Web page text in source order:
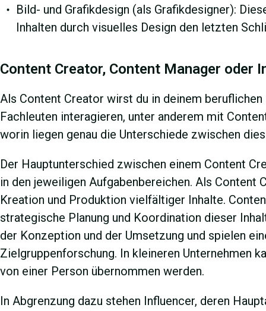
Bild- und Grafikdesign (als Grafikdesigner):
Inhalten durch visuelles Design den letzten
Content Creator, Content Manager oder
Als Content Creator wirst du in deinem
Fachleuten interagieren, unter anderem mit
worin liegen genau die Unterschiede zwischen
Der Hauptunterschied zwischen einem Content
in den jeweiligen Aufgabenbereichen. Als Content
Kreation und Produktion vielfältiger Inhalte.
strategische Planung und Koordination dieser
der Konzeption und der Umsetzung und spielen
Zielgruppenforschung. In kleineren Unternehmen
von einer Person übernommen werden.
In Abgrenzung dazu stehen Influencer, deren